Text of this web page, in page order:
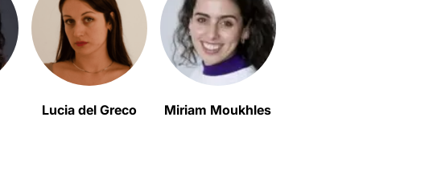
Lucia del Greco Miriam Moukhles